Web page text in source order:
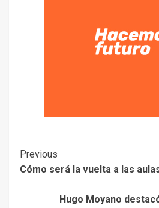
Previous
Cómo será la vuelta a las
Hugo Moyano